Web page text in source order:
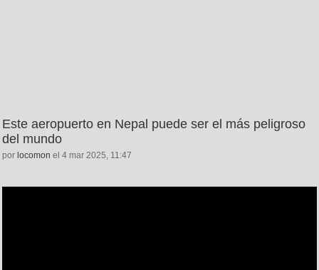
Este aeropuerto en Nepal puede ser el más peligroso
del mundo
por locomon el 4 mar 2025, 11:47